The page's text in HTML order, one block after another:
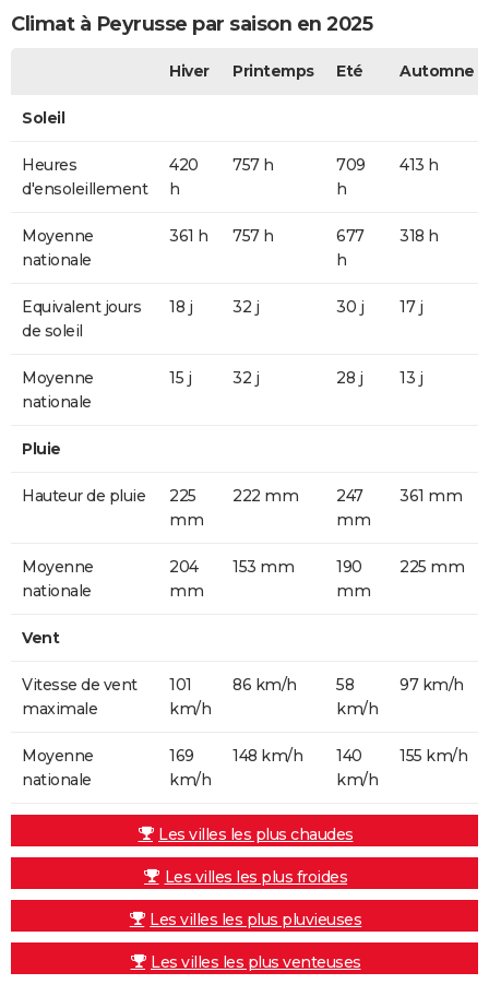
Climat à Peyrusse par saison en 2025
Hiver Printemps Eté Automne
Soleil
Heures
d'ensoleillement
420
h
757 h
709
h
413 h
Moyenne
nationale
361 h 757 h
677
h
318 h
Equivalent jours
de soleil
18 j 32 j 30 j 17 j
Moyenne
nationale
15 j 32 j 28 j 13 j
Pluie
Hauteur de pluie
225
mm
222 mm
247
mm
361 mm
Moyenne
nationale
204
mm
153 mm
190
mm
225 mm
Vent
Vitesse de vent
maximale
101
km/h
86 km/h
58
km/h
97 km/h
Moyenne
nationale
169
km/h
148 km/h
140
km/h
155 km/h
Les villes les plus chaudes
Les villes les plus froides
Les villes les plus pluvieuses
Les villes les plus venteuses